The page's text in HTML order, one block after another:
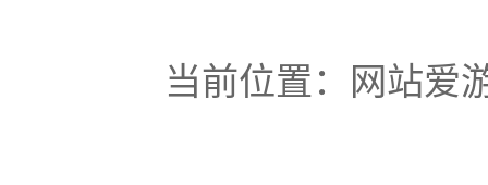
当前位置： 网站爱